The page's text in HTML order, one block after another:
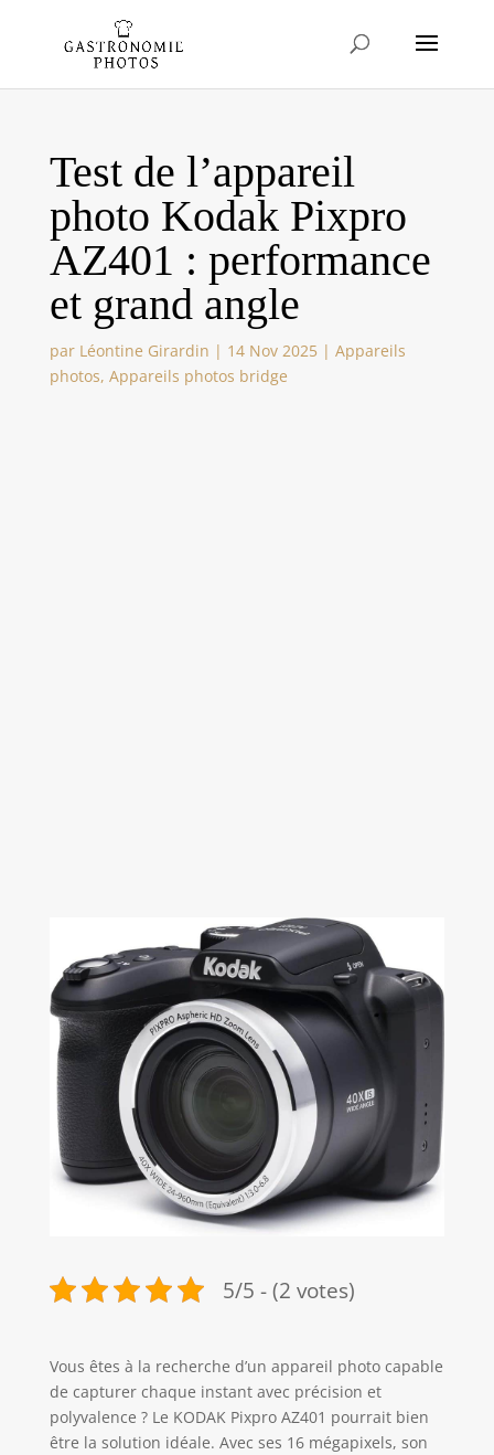
Test de l’appareil
photo Kodak Pixpro
AZ401 : performance
et grand angle
par Léontine Girardin | 14 Nov 2025| Appareils
photos, Appareils photos bridge
5/5 - (2 votes)
Vous êtes à la recherche d’un appareil photo capable
de capturer chaque instant avec précision et
polyvalence ? Le KODAK Pixpro AZ401 pourrait bien
être la solution idéale. Avec ses 16 mégapixels, son